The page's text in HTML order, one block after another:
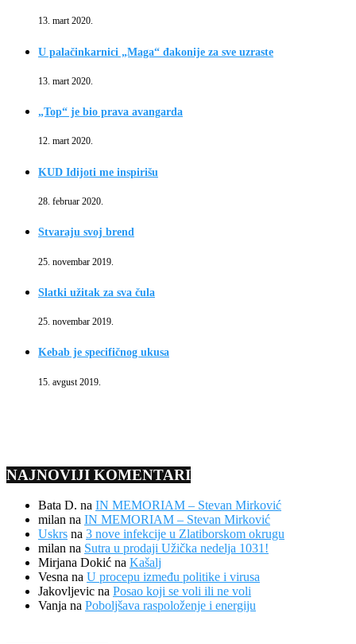
13. mart 2020.
U palačinkarnici „Maga“ đakonije za sve uzraste
13. mart 2020.
„Top“ je bio prava avangarda
12. mart 2020.
KUD Idijoti me inspirišu
28. februar 2020.
Stvaraju svoj brend
25. novembar 2019.
Slatki užitak za sva čula
25. novembar 2019.
Kebab je specifičnog ukusa
15. avgust 2019.
NAJNOVIJI KOMENTARI
Bata D. na IN MEMORIAM – Stevan Mirković
milan na IN MEMORIAM – Stevan Mirković
Uskrs na 3 nove infekcije u Zlatiborskom okrugu
milan na Sutra u prodaji Užička nedelja 1031!
Mirjana Dokić na Kašalj
Vesna na U procepu između politike i virusa
Jakovljevic na Posao koji se voli ili ne voli
Vanja na Poboljšava raspoloženje i energiju